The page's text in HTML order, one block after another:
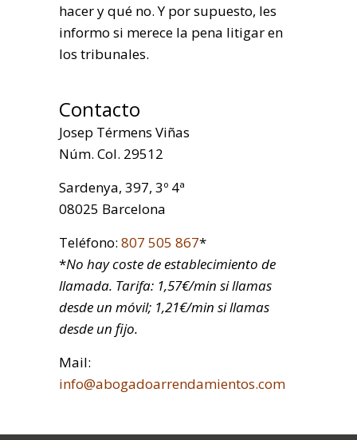
hacer y qué no. Y por supuesto, les
informo si merece la pena litigar en
los tribunales.
Contacto
Josep Térmens Viñas
Núm. Col. 29512
Sardenya, 397, 3º 4ª
08025 Barcelona
Teléfono: 807 505 867*
*No hay coste de establecimiento de
llamada. Tarifa: 1,57€/min si llamas
desde un móvil; 1,21€/min si llamas
desde un fijo.
Mail:
info@abogadoarrendamientos.com